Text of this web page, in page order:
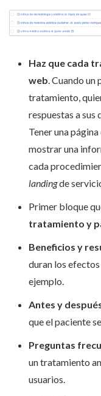
Haz que cada
web. Cuando un
tratamiento,
respuestas a sus
Tener una
mostrar una
cada
landingde
Primer bloque
tratamiento y
Beneficios y
duran los
ejemplo.
Antes y
que el paciente
Preguntas
un tratamiento
usuarios.